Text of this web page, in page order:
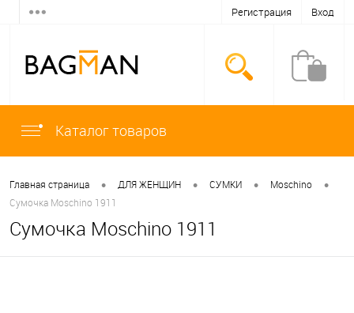
Регистрация Вход
Каталог товаров
Главная страница • ДЛЯ ЖЕНЩИН • СУМКИ • Moschino •
Сумочка Moschino 1911
Сумочка Moschino 1911